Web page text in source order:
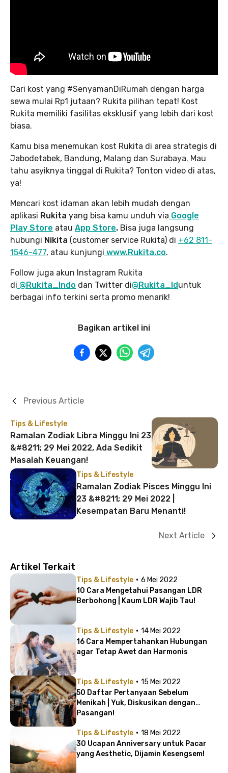
Cari kost yang #SenyamanDiRumah dengan harga
sewa mulai Rp1 jutaan? Rukita pilihan tepat! Kost
Rukita memiliki fasilitas eksklusif yang lebih dari kost
biasa.
Kamu bisa menemukan kost Rukita di area strategis di
Jabodetabek, Bandung, Malang dan Surabaya. Mau
tahu asyiknya tinggal di Rukita? Tonton video di atas,
ya!
Mencari kost idaman akan lebih mudah dengan
aplikasi Rukita yang bisa kamu unduh via Google
Play Store atau App Store. Bisa juga langsung
hubungi Nikita (customer service Rukita) di +62 811-
1546-477, atau kunjungi www.Rukita.co.
Follow juga akun Instagram Rukita
di @Rukita_Indo dan Twitter di@Rukita_Iduntuk
berbagai info terkini serta promo menarik!
Bagikan artikel ini
Tips & Lifestyle
Ramalan Zodiak Libra Minggu Ini 23
&#8211; 29 Mei 2022, Ada Sedikit
Masalah Keuangan!
Previous Article
Tips & Lifestyle
Ramalan Zodiak Pisces Minggu Ini
23 &#8211; 29 Mei 2022 |
Kesempatan Baru Menanti!
Next Article
Artikel Terkait
Tips & Lifestyle · 6 Mei 2022
10 Cara Mengetahui Pasangan LDR
Berbohong | Kaum LDR Wajib Tau!
Tips & Lifestyle · 14 Mei 2022
16 Cara Mempertahankan Hubungan
agar Tetap Awet dan Harmonis
Tips & Lifestyle · 15 Mei 2022
50 Daftar Pertanyaan Sebelum
Menikah | Yuk, Diskusikan dengan
Pasangan!
Tips & Lifestyle · 18 Mei 2022
30 Ucapan Anniversary untuk Pacar
yang Aesthetic, Dijamin Kesengsem!